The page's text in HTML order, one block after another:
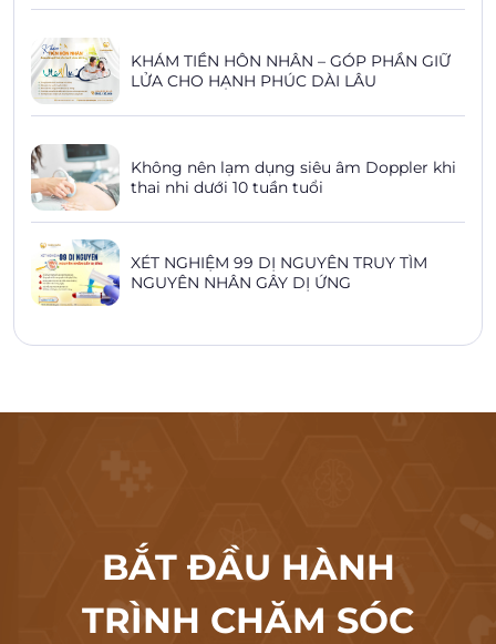
KHÁM TIỀN HÔN NHÂN – GÓP PHẦN GIỮ
LỬA CHO HẠNH PHÚC DÀI LÂU
Không nên lạm dụng siêu âm Doppler khi
thai nhi dưới 10 tuần tuổi
XÉT NGHIỆM 99 DỊ NGUYÊN TRUY TÌM
NGUYÊN NHÂN GÂY DỊ ỨNG
BẮT ĐẦU HÀNH
TRÌNH CHĂM SÓC